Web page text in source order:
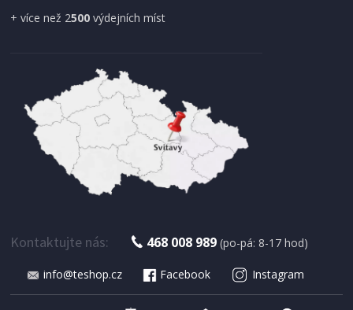
179 Kč
SUŠIČKA OVOCE S ČASOVAČEM
+ více než 2500 výdejních míst
Kontaktujte nás: 468 008 989 (po-pá: 8-17 hod)
info@teshop.cz Facebook Instagram